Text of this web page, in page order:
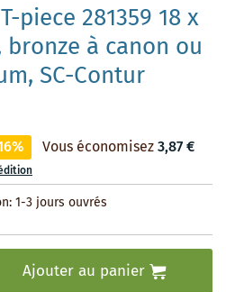
piece 281359 18 x
bronze à canon ou
SC-Contur
Vous économisez3,87 €
1-3 jours ouvrés
Ajouter au panier